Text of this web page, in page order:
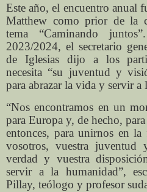
Este año, el encuentro anual
Matthew como prior de la
tema “Caminando
2023/2024, el secretario
de Iglesias dijo a los
necesita “su juventud y
para abrazar la vida y servir a
“Nos encontramos en un
para Europa y, de hecho,
entonces, para unirnos en
vosotros, vuestra juventud
verdad y vuestra
servir a la humanidad”,
Pillay, teólogo y profesor